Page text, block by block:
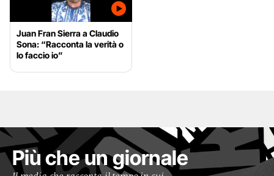
Juan Fran Sierra a Claudio
Sona: “Racconta la verità o
lo faccio io”
Più che un giornale